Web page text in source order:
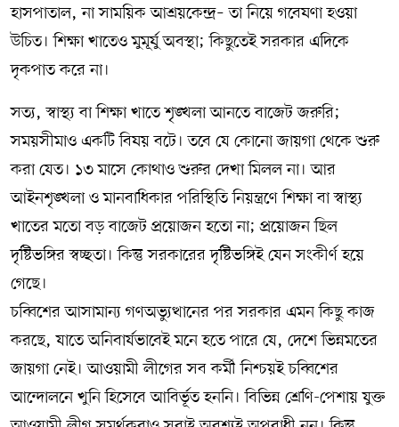
হাসপাতাল, না সাময়িক আশ্রয়কেন্দ্র– তা নিয়ে গবেষণা হওয়া
উচিত। শিক্ষা খাতেও মুমূর্ষু অবস্থা; কিছুতেই সরকার এদিকে
দৃকপাত করে না।
সত্য, স্বাস্থ্য বা শিক্ষা খাতে শৃঙ্খলা আনতে বাজেট জরুরি;
সময়সীমাও একটি বিষয় বটে। তবে যে কোনো জায়গা থেকে শুরু
করা যেত। ১৩ মাসে কোথাও শুরুর দেখা মিলল না। আর
আইনশৃঙ্খলা ও মানবাধিকার পরিস্থিতি নিয়ন্ত্রণে শিক্ষা বা স্বাস্থ্য
খাতের মতো বড় বাজেট প্রয়োজন হতো না; প্রয়োজন ছিল
দৃষ্টিভঙ্গির স্বচ্ছতা। কিন্তু সরকারের দৃষ্টিভঙ্গিই যেন সংকীর্ণ হয়ে
গেছে।
চব্বিশের আসামান্য গণঅভ্যুত্থানের পর সরকার এমন কিছু কাজ
করছে, যাতে অনিবার্যভাবেই মনে হতে পারে যে, দেশে ভিন্নমতের
জায়গা নেই। আওয়ামী লীগের সব কর্মী নিশ্চয়ই চব্বিশের
আন্দোলনে খুনি হিসেবে আবির্ভূত হননি। বিভিন্ন শ্রেণি-পেশায় যুক্ত